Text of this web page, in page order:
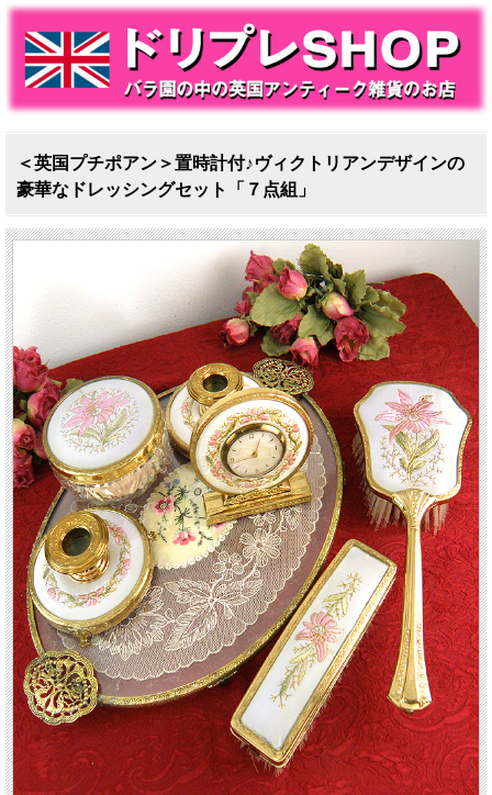
＜英国プチポアン＞置時計付♪ヴィクトリアンデザインの
豪華なドレッシングセット「７点組」